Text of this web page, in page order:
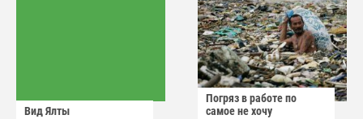
Вид Ялты
Погряз в работе по
самое не хочу